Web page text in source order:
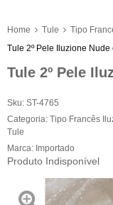
Home Tule
Tipo
Tule 2º Pele Iluzione Nude
Tule 2º Pele
Sku: ST-4765
Categoria: Tipo Francês
Tule
Marca: Importado
Produto Indisponível